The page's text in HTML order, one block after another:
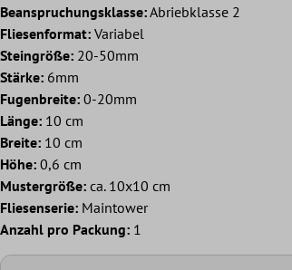
Beanspruchungsklasse:Abriebklasse 2
Fliesenformat: Variabel
Steingröße: 20-50mm
Stärke: 6mm
Fugenbreite: 0-20mm
Länge: 10 cm
Breite: 10 cm
Höhe: 0,6 cm
Mustergröße: ca. 10x10 cm
Fliesenserie: Maintower
Anzahl pro Packung: 1